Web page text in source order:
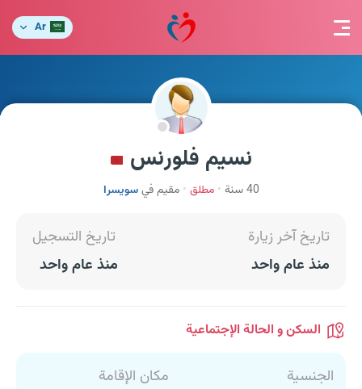
Ar
نسيم فلورنس
40 سنة مطلق مقيم فيسويسرا
تاريخ آخر زيارة
منذ عام واحد
تاريخ التسجيل
منذ عام واحد
السكن و الحالة الإجتماعية
الجنسية
مكان الإقامة